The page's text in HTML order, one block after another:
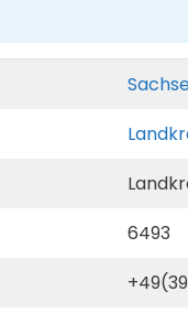
6493